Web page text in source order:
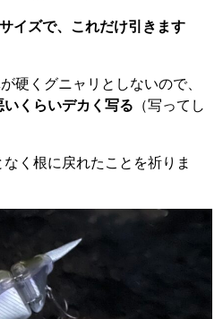
イズで、これだけ引きます
硬くグニャリとしないので、
くらいデカく写る （写ってし
く根に戻れたことを祈りま